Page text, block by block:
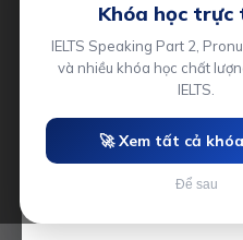
Luyện thi IELTS
Giáo viên hơn 10 năm
Khóa học trực
IELTS Speaking Part 2,
và nhiều khóa học chất
IELTS.
🚀 Xem tất cả
Để sau